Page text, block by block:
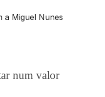
a Miguel Nunes
num valor